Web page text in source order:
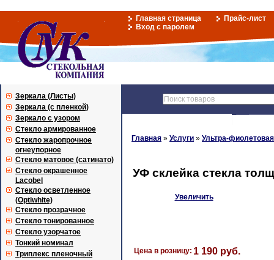
Главная страница
Прайс-лист
Вход с паролем
Зеркала (Листы)
Зеркала (с пленкой)
Зеркало с узором
Стекло армированное
Стекло жаропрочное
огнеупорное
Стекло матовое (сатинато)
Стекло окрашенное
Lacobel
Стекло осветленное
(Optiwhite)
Стекло прозрачное
Стекло тонированное
Стекло узорчатое
Тонкий номинал
Триплекс пленочный
Главная » Услуги » Ультра-
УФ склейка стекла
Увеличить
Цена в розницу: 1 190 руб.